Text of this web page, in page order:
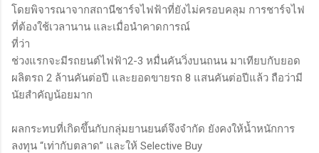
โดยพิจารณาจากสถานีชาร์จไฟฟ้าที่ยังไม่ครอบคลุม การชาร์จไฟ
ที่ต้องใช้เวลานาน และเมื่อนำคาดการณ์
ที่ว่า
ช่วงแรกจะมีรถยนต์ไฟฟ้า2-3 หมื่นคันวิ่งบนถนน มาเทียบกับยอด
ผลิตรถ 2 ล้านคันต่อปี และยอดขายรถ 8 แสนคันต่อปีแล้ว ถือว่ามี
นัยสำคัญน้อยมาก
ผลกระทบที่เกิดขึ้นกับกลุ่มยานยนต์จึงจำกัด ยังคงให้น้ำหนักการ
ลงทุน “เท่ากับตลาด” และให้ Selective Buy